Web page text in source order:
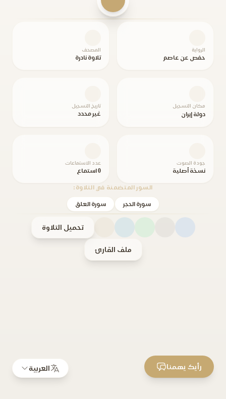
الرواية
حفص عن عاصم
المصحف
تلاوة نادرة
مكان التسجيل
دولة إيران
تاريخ التسجيل
غير محدد
جودة الصوت
نسخة أصلية
عدد الاستماعات
0 استماع
السور المتضمنة في التلاوة:
سورة الحجر سورة العلق
تحميل التلاوة
ملف القارئ
العربية رأيك يهمنا